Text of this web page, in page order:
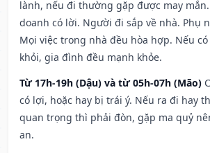
lành, nếu đi thường gặp được may
doanh có lời. Người đi sắp về nhà. Phụ
Mọi việc trong nhà đều hòa hợp. Nếu
khỏi, gia đình đều mạnh khỏe.
Từ 17h-19h (Dậu) và từ 05h-07h (Mão)
có lợi, hoặc hay bị trái ý. Nếu ra đi hay
quan trọng thì phải đòn, gặp ma quỷ
an.